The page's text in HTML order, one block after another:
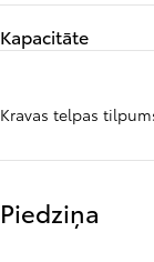
Kapacitāte
Kravas telpas
Piedziņa